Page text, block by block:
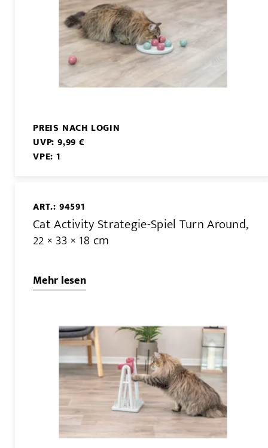
PREIS NACH LOGIN
UVP: 9,99 €
VPE: 1
ART.: 94591
Cat Activity Strategie-Spiel Turn Around,
22 × 33 × 18 cm
Mehr lesen